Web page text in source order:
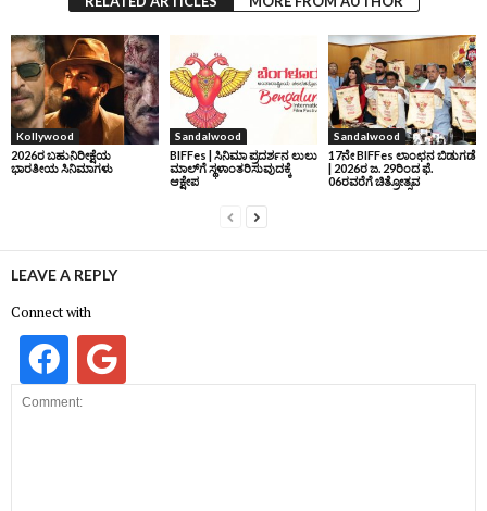
Kollywood
2026ರ ಬಹುನಿರೀಕ್ಷೆಯ
ಭಾರತೀಯ ಸಿನಿಮಾಗಳು
Sandalwood
BIFFes | ಸಿನಿಮಾ ಪ್ರದರ್ಶನ ಲುಲು
ಮಾಲ್‌ಗೆ ಸ್ಥಳಾಂತರಿಸುವುದಕ್ಕೆ
ಆಕ್ಷೇಪ
Sandalwood
17ನೇ BIFFes ಲಾಂಛನ ಬಿಡುಗಡೆ
| 2026ರ ಜ. 29ರಿಂದ ಫೆ.
06ರವರೆಗೆ ಚಿತ್ರೋತ್ಸವ
LEAVE A REPLY
Connect with